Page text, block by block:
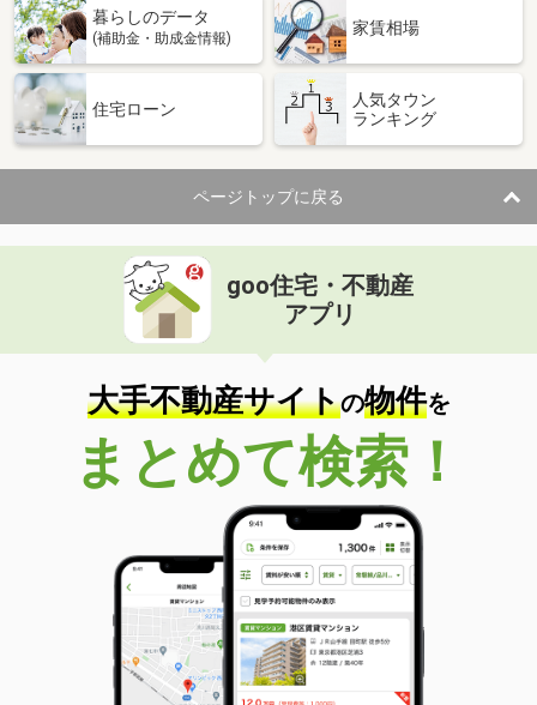
間取り
熊本県熊本市南区出仲間３丁目
住 所
熊本県熊本市南区出仲間３丁目
専有面積 19.87m²
間取り
1K
熊本県熊本市東区御領８丁目
価 格
住 所
熊本県熊本市東区御領８丁目
専有面積 40.04m²
間取り
1LDK
熊本県八代市豊原下町
価 格
5.30万円
熊本県八代市豊原下町
72.71m²
間取り
3LDK
熊本県熊本市東区沼山津２丁目
価 格
6.20万円
住 所
熊本県熊本市東区沼山津２丁目
暮らしのデータ
(補助金・助成金情報)
家賃相場
住宅ローン
人気タウン
ランキング
ページトップに戻る
goo住宅・不動産
アプリ
大手不動産サイトの物件を
まとめて検索！